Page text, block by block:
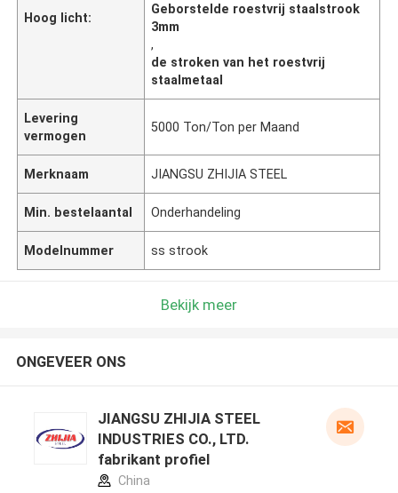
Hoog licht:
Geborstelde roestvrij staalstrook
3mm
,
de stroken van het roestvrij
staalmetaal
Levering
vermogen
5000 Ton/Ton per Maand
Merknaam JIANGSU ZHIJIA STEEL
Min. bestelaantal Onderhandeling
Modelnummer ss strook
Bekijk meer
ONGEVEER ONS
JIANGSU ZHIJIA STEEL
INDUSTRIES CO., LTD.
fabrikant profiel
China